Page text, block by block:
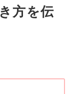
方を伝